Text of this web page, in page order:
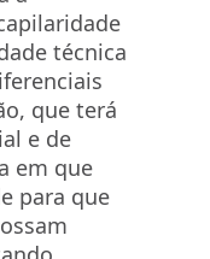
técnica
que terá
e de
em que
para que